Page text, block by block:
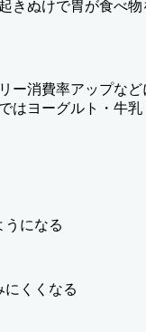
きぬけで胃が食べ
ー消費率アップな
はヨーグルト・牛
うになる
くくなる